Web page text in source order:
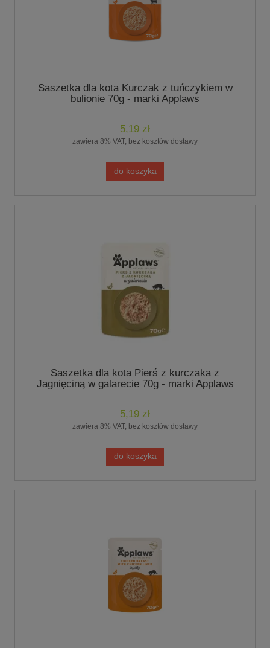
Saszetka dla kota Kurczak z tuńczykiem w
bulionie 70g - marki Applaws
5,19 zł
zawiera 8% VAT, bez kosztów dostawy
do koszyka
Saszetka dla kota Pierś z kurczaka z
Jagnięciną w galarecie 70g - marki Applaws
5,19 zł
zawiera 8% VAT, bez kosztów dostawy
do koszyka